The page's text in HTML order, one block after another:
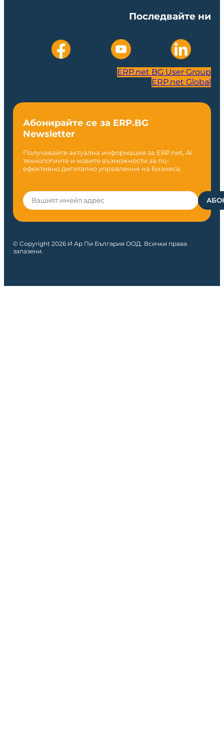
Последвайте ни
ERP.net BG User Group
ERP.net Global
Абонирайте се за ERP.BG
Newsletter
Получавайте актуална информация за ERP.net, AI
технологиите и новите възможности за по-
ефективно дигитално управление на бизнеса.
© Copyright 2026 И Ар Пи България ООД. Всички права
запазени.